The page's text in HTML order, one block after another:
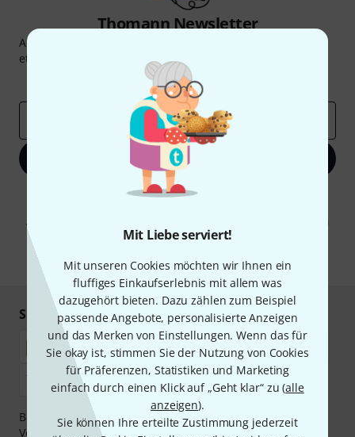
Mit Liebe serviert!
Mit unseren Cookies möchten wir Ihnen ein
fluffiges Einkaufserlebnis mit allem was
dazugehört bieten. Dazu zählen zum Beispiel
passende Angebote, personalisierte Anzeigen
und das Merken von Einstellungen. Wenn das für
Sie okay ist, stimmen Sie der Nutzung von Cookies
für Präferenzen, Statistiken und Marketing
einfach durch einen Klick auf „Geht klar“ zu (alle
anzeigen).
Sie können Ihre erteilte Zustimmung jederzeit
Thomann Newsletter
Abonniere den Thomann Newsletter und gewinne mit
etwas Glück einen von
50 Gutscheinen
Inspirierende Beiträge
Deals
Jetzt anmelden
Mit Klick auf „Jetzt anmelden“ stimmen Sie dem Erhalt von E-Mail-
Abmeldung ist jederzeit möglich. Weitere Informationen finden Sie in
unseren Datenschutzhinweisen
* Pflichtfeld
Sicher einkaufen & bezahlen
Bezahlen Sie vertraulich und sicher per Nachnahme,
Vorkasse, PayPal, Amazon Pay,
Klarna Sofort bezahlen